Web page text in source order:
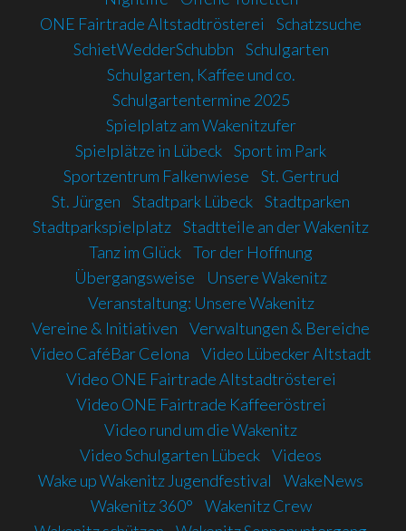
ONE Fairtrade Altstadtrösterei
Schatzsuche
SchietWedderSchubbn
Schulgarten
Schulgarten, Kaffee und co.
Schulgartentermine 2025
Spielplatz am Wakenitzufer
Spielplätze in Lübeck Sport im Park
Sportzentrum Falkenwiese
St. Gertrud
St. Jürgen
Stadtpark Lübeck Stadtparken
Stadtparkspielplatz Stadtteile an der Wakenitz
Tanz im Glück Tor der Hoffnung
Übergangsweise
Unsere Wakenitz
Veranstaltung: Unsere Wakenitz
Vereine & Initiativen
Verwaltungen & Bereiche
Video CaféBar Celona
Video Lübecker Altstadt
Video ONE Fairtrade Altstadtrösterei
Video ONE Fairtrade Kaffeeröstrei
Video rund um die Wakenitz
Video Schulgarten Lübeck Videos
Wake up Wakenitz Jugendfestival
WakeNews
Wakenitz 360°
Wakenitz Crew